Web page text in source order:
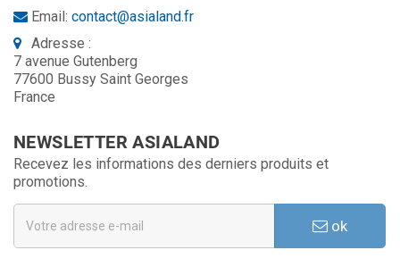
Email: contact@asialand.fr
Adresse :
7 avenue Gutenberg
77600 Bussy Saint Georges
France
NEWSLETTER ASIALAND
Recevez les informations des derniers produits et
promotions.
ok